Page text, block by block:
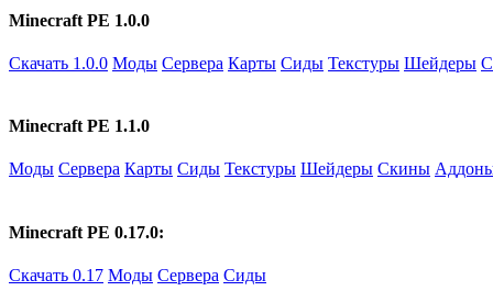
Minecraft PE 1.0.0
Скачать 1.0.0 Моды Сервера Карты Сиды Текстуры Шейдеры
Minecraft PE 1.1.0
Моды Сервера Карты Сиды Текстуры Шейдеры Скины
Minecraft PE 0.17.0:
Скачать 0.17 Моды Сервера Сиды